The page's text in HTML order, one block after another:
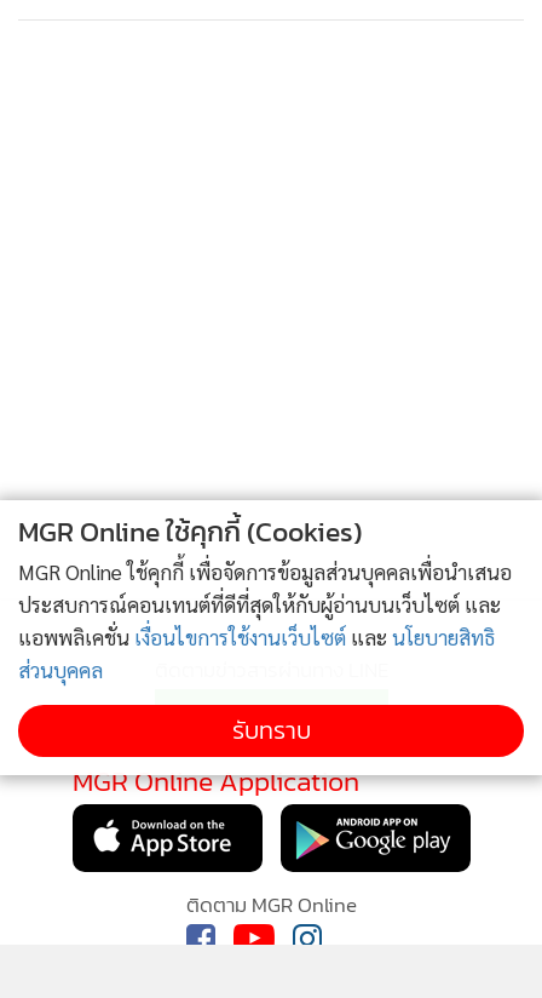
MGR Online Application
ติดตาม MGR Online
MGR Online ใช้คุกกี้ (Cookies)
MGR Online ใช้คุกกี้ เพื่อจัดการข้อมูลส่วนบุคคลเพื่อนำเสนอ
ประสบการณ์คอนเทนต์ที่ดีที่สุดให้กับผู้อ่านบนเว็บไซต์ และ
แอพพลิเคชั่น เงื่อนไขการใช้งานเว็บไซต์ และ นโยบายสิทธิ
ส่วนบุคคล
รับทราบ